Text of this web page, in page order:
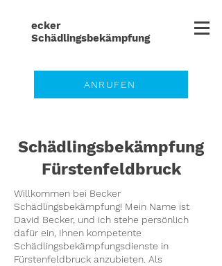
ecker
Schädlingsbekämpfung
ANRUFEN
Schädlingsbekämpfung
Fürstenfeldbruck
Willkommen bei Becker
Schädlingsbekämpfung! Mein Name ist
David Becker, und ich stehe persönlich
dafür ein, Ihnen kompetente
Schädlingsbekämpfungsdienste in
Fürstenfeldbruck anzubieten. Als